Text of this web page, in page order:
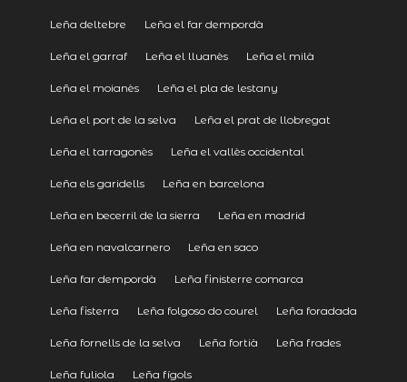
Leña deltebre Leña el far dempordà
Leña el garraf Leña el lluanès Leña el milà
Leña el moianès Leña el pla de lestany
Leña el port de la selva Leña el prat de llobregat
Leña el tarragonès Leña el vallès occidental
Leña els garidells Leña en barcelona
Leña en becerril de la sierra Leña en madrid
Leña en navalcarnero Leña en saco
Leña far dempordà Leña finisterre comarca
Leña fisterra Leña folgoso do courel Leña foradada
Leña fornells de la selva Leña fortià Leña frades
Leña fuliola Leña fígols